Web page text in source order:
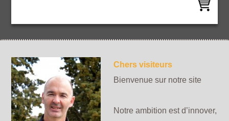
Chers visiteurs
Bienvenue sur notre site
Notre ambition est d’innover,